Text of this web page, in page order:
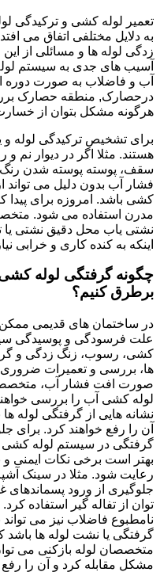
تعمیر لوله کشی و ترکیدگی
به دلایل مختلفی اتفاق می
زدگی لوله ها و مسائلی از
آسیب های جدی به سیستم
آب و فاضلاب به صورت
درحصارک, منطقه حصارک
هرگونه مشکل بتوان از
برای تشخیص ترکیدگی لوله و
هستند. مثلا اگر در دیوار نم
سقف، پوسته پوسته شدن رنگ
فشار آب بدون دلیل می تواند
کشی باشد. امروزه برای
مدرن استفاده می شود.
نشتی یاب محل دقیق نشتی
اینکه به کنده کاری و خرابی
چگونه گرفتگی لوله کشی
برطرق کنیم؟
در ساختمان های قدیمی
علت فرسودگی و پوسیدگی
کشی، رسوب، زنگ زدگی و
ها، بررسی و تعمیرات ضروری
صورت افت فشار آب،
لوله کشی آب را بررسی
نشانه هایی از گرفتگی لوله
آن را رفع خواهند کرد. برای
گرفتگی در سیستم لوله
بهتر است برخی نکات ایمنی و
رعایت شود. مثلا در سینک
جلوگیری از ورود پسماندهای
توان از تفاله گیر استفاده
نامطبوع فاضلاب نیز می تواند
گرفتگی یا نشت لوله ها باشد
متخصصان لوله بازکنی می
مشکل مقابله کرد و آن را